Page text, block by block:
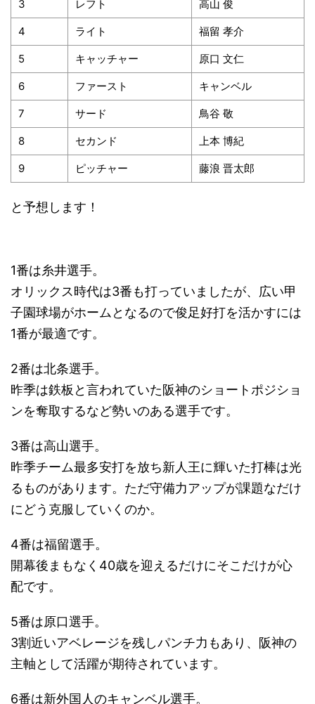
3 レフト 高山 俊
4 ライト 福留 孝介
5 キャッチャー 原口 文仁
6 ファースト キャンベル
7 サード 鳥谷 敬
8 セカンド 上本 博紀
9 ピッチャー 藤浪 晋太郎
と予想します！
1番は糸井選手。
オリックス時代は3番も打っていましたが、広い甲
子園球場がホームとなるので俊足好打を活かすには
1番が最適です。
2番は北条選手。
昨季は鉄板と言われていた阪神のショートポジショ
ンを奪取するなど勢いのある選手です。
3番は高山選手。
昨季チーム最多安打を放ち新人王に輝いた打棒は光
るものがあります。ただ守備力アップが課題なだけ
にどう克服していくのか。
4番は福留選手。
開幕後まもなく40歳を迎えるだけにそこだけが心
配です。
5番は原口選手。
3割近いアベレージを残しパンチ力もあり、阪神の
主軸として活躍が期待されています。
6番は新外国人のキャンベル選手。